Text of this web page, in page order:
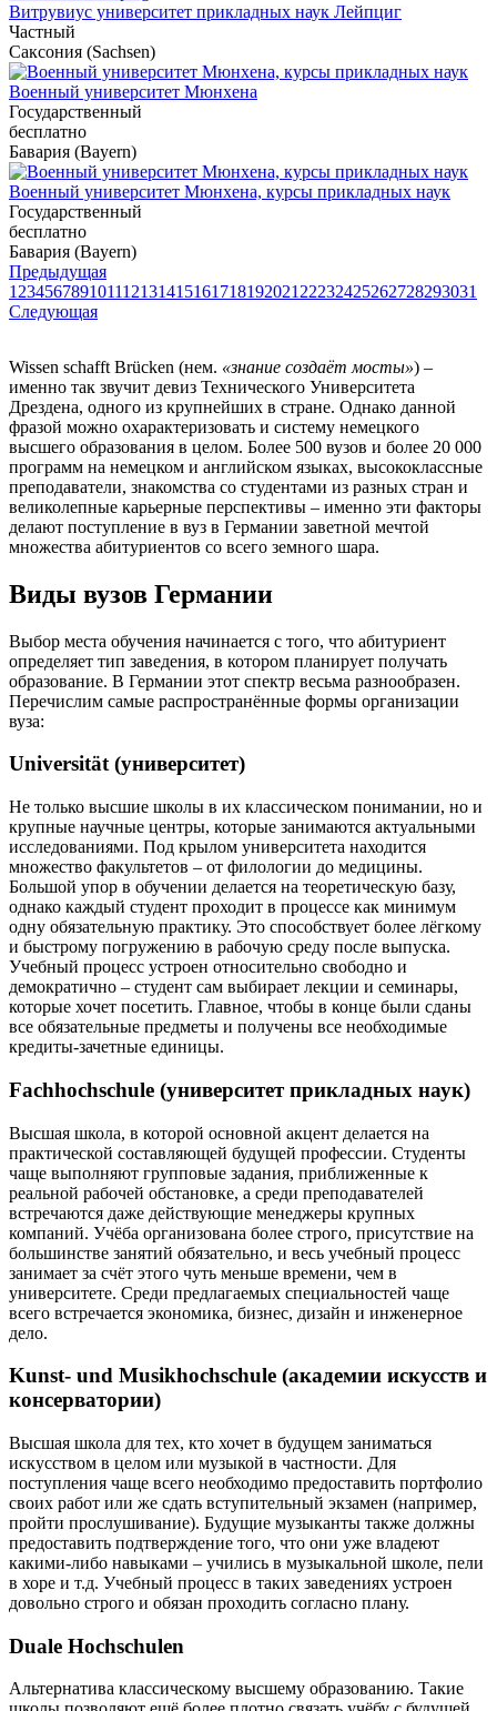
Витрувиус университет прикладных наук Лейпциг
Частный
Саксония (Sachsen)
Военный университет Мюнхена
Государственный
бесплатно
Бавария (Bayern)
Военный университет Мюнхена, курсы прикладных наук
Государственный
бесплатно
Бавария (Bayern)
Предыдущая
1 23456789101112131415161718192021 22232425262728293031
Следующая
Wissen schafft Brücken (нем. «знание создаёт мосты») –
именно так звучит девиз Технического Университета
Дрездена, одного из крупнейших в стране. Однако данной
фразой можно охарактеризовать и систему немецкого
высшего образования в целом. Более 500 вузов и более 20 000
программ на немецком и английском языках, высококлассные
преподаватели, знакомства со студентами из разных стран и
великолепные карьерные перспективы – именно эти факторы
делают поступление в вуз в Германии заветной мечтой
множества абитуриентов со всего земного шара.
Виды вузов Германии
Выбор места обучения начинается с того, что абитуриент
определяет тип заведения, в котором планирует получать
образование. В Германии этот спектр весьма разнообразен.
Перечислим самые распространённые формы организации
вуза:
Universität (университет)
Не только высшие школы в их классическом понимании, но и
крупные научные центры, которые занимаются актуальными
исследованиями. Под крылом университета находится
множество факультетов – от филологии до медицины.
Большой упор в обучении делается на теоретическую базу,
однако каждый студент проходит в процессе как минимум
одну обязательную практику. Это способствует более лёгкому
и быстрому погружению в рабочую среду после выпуска.
Учебный процесс устроен относительно свободно и
демократично – студент сам выбирает лекции и семинары,
которые хочет посетить. Главное, чтобы в конце были сданы
все обязательные предметы и получены все необходимые
кредиты-зачетные единицы.
Fachhochschule (университет прикладных наук)
Высшая школа, в которой основной акцент делается на
практической составляющей будущей профессии. Студенты
чаще выполняют групповые задания, приближенные к
реальной рабочей обстановке, а среди преподавателей
встречаются даже действующие менеджеры крупных
компаний. Учёба организована более строго, присутствие на
большинстве занятий обязательно, и весь учебный процесс
занимает за счёт этого чуть меньше времени, чем в
университете. Среди предлагаемых специальностей чаще
всего встречается экономика, бизнес, дизайн и инженерное
дело.
Kunst- und Musikhochschule (академии искусств и
консерватории)
Высшая школа для тех, кто хочет в будущем заниматься
искусством в целом или музыкой в частности. Для
поступления чаще всего необходимо предоставить портфолио
своих работ или же сдать вступительный экзамен (например,
пройти прослушивание). Будущие музыканты также должны
предоставить подтверждение того, что они уже владеют
какими-либо навыками – учились в музыкальной школе, пели
в хоре и т.д. Учебный процесс в таких заведениях устроен
довольно строго и обязан проходить согласно плану.
Duale Hochschulen
Альтернатива классическому высшему образованию. Такие